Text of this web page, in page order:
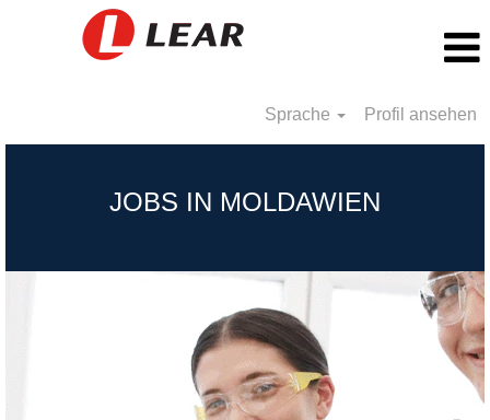
Sprache Profil ansehen
JOBS IN MOLDAWIEN